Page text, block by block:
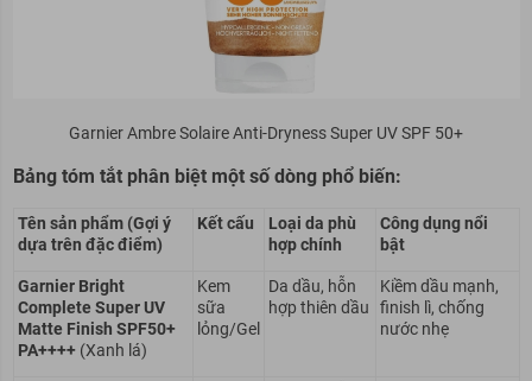
Garnier Ambre Solaire Anti-Dryness Super UV SPF 50+
Bảng tóm tắt phân biệt một số dòng phổ biến:
Tên sản phẩm (Gợi ý
dựa trên đặc điểm)
Kết cấu
Loại da phù
hợp chính
Công dụng nổi
bật
Garnier Bright
Complete Super UV
Matte Finish SPF50+
PA++++(Xanh lá)
Kem
sữa
lỏng/Gel
Da dầu, hỗn
hợp thiên dầu
Kiềm dầu mạnh,
finish lì, chống
nước nhẹ